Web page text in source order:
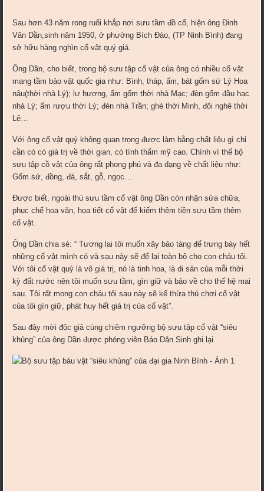
Sau hơn 43 năm rong ruổi khắp nơi sưu tầm đồ cổ, hiện ông Đinh
Văn Dần,sinh năm 1950, ở phường Bích Đào, (TP Ninh Bình) đang
sở hữu hàng nghìn cổ vật quý giá.
Ông Dần, cho biết, trong bộ sưu tập cổ vật của ông có nhiều cổ vật
mang tầm bảo vật quốc gia như: Bình, tháp, ấm, bát gốm sứ Lý Hoa
nâu(thời nhà Lý); lư hương, ấm gốm thời nhà Mạc; đèn gốm đầu hạc
nhà Lý; ấm rượu thời Lý; đèn nhà Trần; ghè thời Minh, đôi nghê thời
Lê…
Với ông cổ vật quý không quan trọng được làm bằng chất liệu gì chỉ
cần có có giá trị về thời gian, có tính thẩm mỹ cao. Chính vì thế bộ
sưu tập cồ vật của ông rất phong phú và đa dạng về chất liệu như:
Gốm sứ, đồng, đá, sắt, gỗ, ngọc…
Được biết, ngoài thú sưu tầm cổ vật ông Dần còn nhận sửa chữa,
phục chế hoa văn, họa tiết cổ vật để kiếm thêm tiền sưu tầm thêm
cổ vật.
Ông Dần chia sẻ: “ Tương lai tôi muốn xây bảo tàng để trưng bày hết
những cổ vật mình có và sau này sẽ để lại toàn bộ cho con cháu tôi.
Với tôi cổ vật quý là vô giá trị, nó là tinh hoa, là di sản của mỗi thời
kỳ đất nước nên tôi muốn sưu tầm, gìn giữ và bảo về cho thế hệ mai
sau. Tôi rất mong con cháu tôi sau này sẽ kế thừa thú chơi cổ vật
của tôi gìn giữ, phát huy hết giá trị của cổ vật”.
Sau đây mời độc giả cùng chiêm ngưỡng bộ sưu tập cổ vật “siêu
khủng” của ông Dần được phóng viên Báo Dân Sinh ghi lại.